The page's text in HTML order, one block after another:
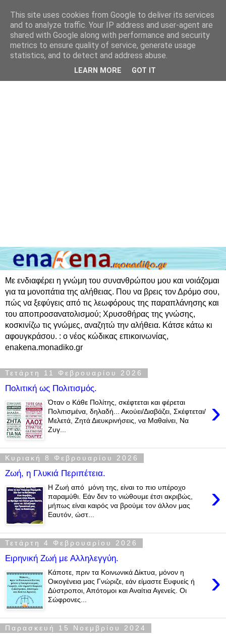
Με ενδιαφέρει η γνώμη του συνανθρώπου μου και νοιάζομαι
για τα μονοπάτια της αλήθειας. Που να βρεις τον Δρόμο σου,
πώς να ξεφύγεις από τις λεωφόρους της παραπλάνησης και
του αποπροσανατολισμού; Χρυσοθήρας της γνώσης,
κοσκινίζω τις γνώμες, αναζητώ την αλήθεια. Κάτσε κάτω κι
αφουγκράσου. : ο νέος κώδικας επικοινωνίας,
enakena.monadiko.gr
Τετάρτη 11 Φεβρουαρίου 2026
Πολιτική ως Πολιτισμός.
›
Όταν ο Κάθε Πολίτης, σκέφτεται και φέρεται
Πολιτισμένα, δηλαδή... Ακούει/Διαβάζει, Σκέφτεται/
Μελετά, Ζητά Διευκρινήσεις, να Μαθαίνει, Να
Ζυγ...
Κυριακή 8 Φεβρουαρίου 2026
Ζωή, η Γλυκιά Περιπέτεια.
›
Η Ζωή από μόνη της, είναι το πιο υπέροχο
παραμύθι. Εάν δεν το νιώθουμε έτσι ακριβώς,
μήπως είναι καιρός να βρούμε τον άλλον μας
Εαυτόν, ώστ...
Τετάρτη 4 Φεβρουαρίου 2026
Ειρηνική Ζωή με Αλληλεγγύη.
›
Κάποτε, πριν τα Κοινωνικά Δίκτυα, μόνον η
Οικογένεια μας Γνώριζε, εάν είμαστε Ευφυείς ή
Δύστροποι, Απότομοι και Αναίτια Αγενείς. Οι
Σώφρονες...
Παρασκευή 15 Νοεμβρίου 2024
This site uses cookies from Google to deliver its services
and to analyze traffic. Your IP address and user-agent are
shared with Google along with performance and security
metrics to ensure quality of service, generate usage
statistics, and to detect and address abuse.
LEARN MORE GOT IT